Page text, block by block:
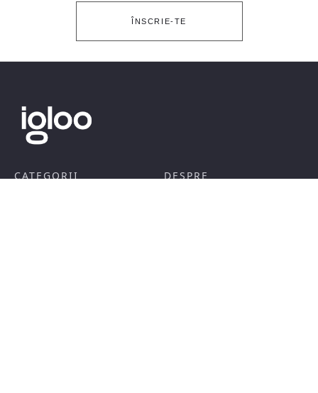
ÎNSCRIE-TE
CATEGORII
DESPRE